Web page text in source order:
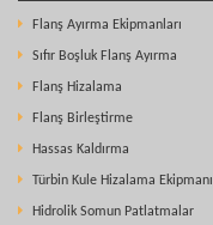
Flanş Ayırma Ekipmanları
Sıfır Boşluk Flanş Ayırma
Flanş Hizalama
Flanş Birleştirme
Hassas Kaldırma
Türbin Kule Hizalama Ekipmanı
Hidrolik Somun Patlatmalar